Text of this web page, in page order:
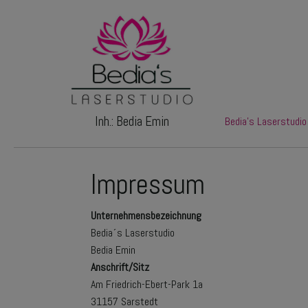
Inh.: Bedia Emin Bedia's Laserstudio
Impressum
Unternehmensbezeichnung
Bedia´s Laserstudio
Bedia Emin
Anschrift/Sitz
Am Friedrich-Ebert-Park 1a
31157 Sarstedt